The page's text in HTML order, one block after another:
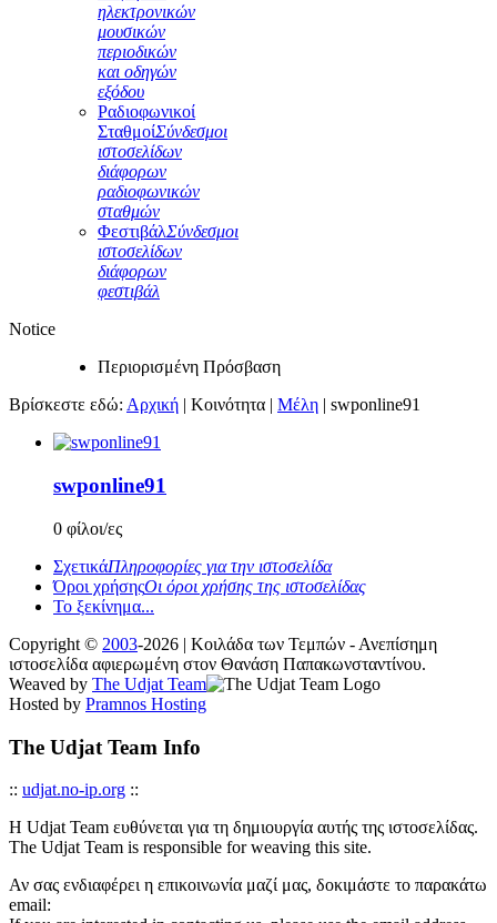
ηλεκτρονικών
μουσικών
περιοδικών
και οδηγών
εξόδου
Ραδιοφωνικοί
ΣταθμοίΣύνδεσμοι
ιστοσελίδων
διάφορων
ραδιοφωνικών
σταθμών
ΦεστιβάλΣύνδεσμοι
ιστοσελίδων
διάφορων
φεστιβάλ
Notice
Περιορισμένη Πρόσβαση
Βρίσκεστε εδώ: Αρχική | Κοινότητα | Μέλη | swponline91
swponline91
0 φίλοι/ες
ΣχετικάΠληροφορίες για την ιστοσελίδα
Όροι χρήσηςΟι όροι χρήσης της ιστοσελίδας
Το ξεκίνημα...
Copyright © 2003-2026 | Κοιλάδα των Τεμπών - Ανεπίσημη
ιστοσελίδα αφιερωμένη στον Θανάση Παπακωνσταντίνου.
Weaved by The Udjat Team
Hosted by Pramnos Hosting
The Udjat Team Info
:: udjat.no-ip.org ::
Η Udjat Team ευθύνεται για τη δημιουργία αυτής της ιστοσελίδας.
The Udjat Team is responsible for weaving this site.
Αν σας ενδιαφέρει η επικοινωνία μαζί μας, δοκιμάστε το παρακάτω
email: